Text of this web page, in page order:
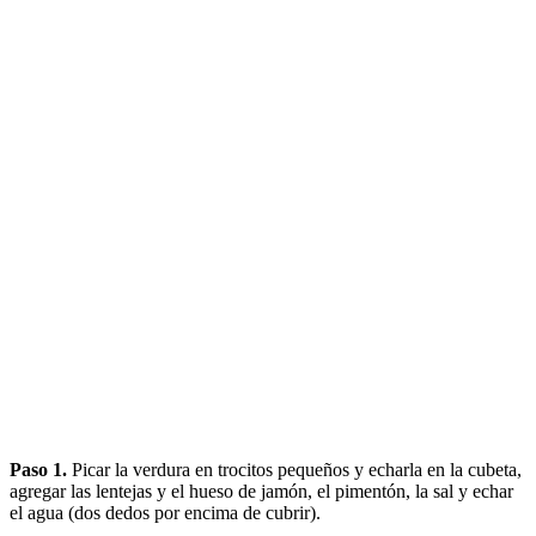
Paso 1. Picar la verdura en trocitos pequeños y echarla en la cubeta,
agregar las lentejas y el hueso de jamón, el pimentón, la sal y echar
el agua (dos dedos por encima de cubrir).